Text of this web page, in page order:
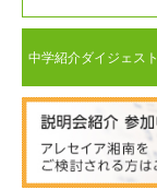
中学紹介ダイジェスト